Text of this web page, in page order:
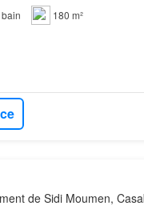
180 m²
de Sidi Moumen,